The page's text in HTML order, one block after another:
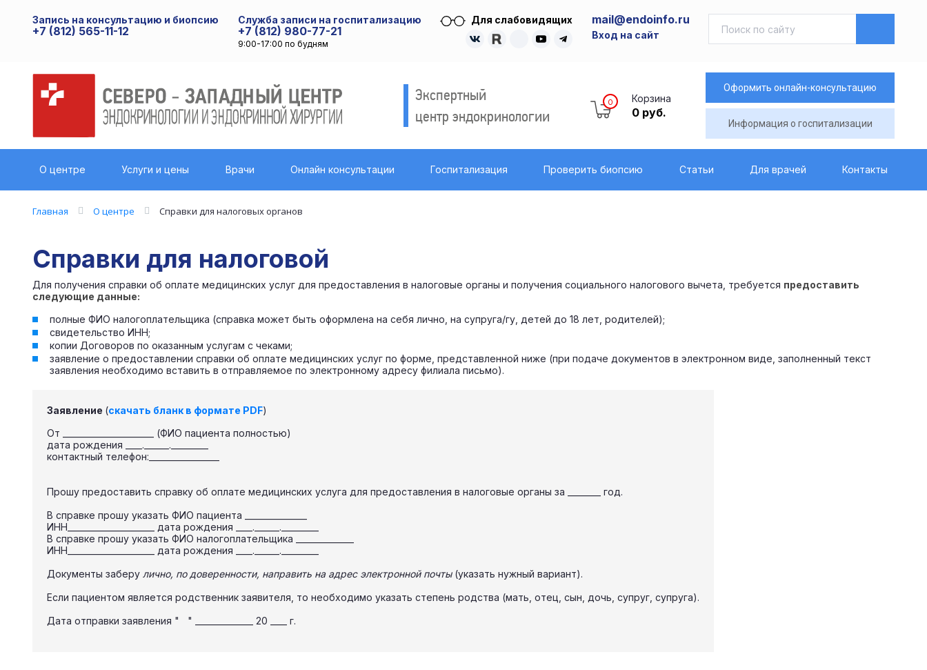
Запись на консультацию и биопсию
+7 (812) 565-11-12
Служба записи на госпитализацию
+7 (812) 980-77-21
9:00-17:00 по будням
Для слабовидящих mail@endoinfo.ru
Вход на сайт
Экспертный
центр эндокринологии
0 Корзина
0 руб.
Оформить онлайн-консультацию
Информация о госпитализации
О центре Услуги и цены Врачи Онлайн консультации Госпитализация Проверить биопсию Статьи Для врачей Контакты
Главная О центре Справки для налоговых органов
Справки для налоговой
Для получения справки об оплате медицинских услуг для предоставления в налоговые органы и получения социального налогового вычета, требуется предоставить
следующие данные:
полные ФИО налогоплательщика (справка может быть оформлена на себя лично, на супруга/гу, детей до 18 лет, родителей);
свидетельство ИНН;
копии Договоров по оказанным услугам с чеками;
заявление о предоставлении справки об оплате медицинских услуг по форме, представленной ниже (при подаче документов в электронном виде, заполненный текст
заявления необходимо вставить в отправляемое по электронному адресу филиала письмо).
Заявление (скачать бланк в формате PDF)
От ______________________ (ФИО пациента полностью)
дата рождения ____.______._________
контактный телефон:_________________
Прошу предоставить справку об оплате медицинских услуга для предоставления в налоговые органы за ________ год.
В справке прошу указать ФИО пациента _______________
ИНН_____________________ дата рождения ____.______._________
В справке прошу указать ФИО налогоплательщика ______________
ИНН_____________________ дата рождения ____.______._________
Документы заберу лично, по доверенности, направить на адрес электронной почты(указать нужный вариант).
Если пациентом является родственник заявителя, то необходимо указать степень родства (мать, отец, сын, дочь, супруг, супруга).
Дата отправки заявления " " ______________ 20 ____ г.